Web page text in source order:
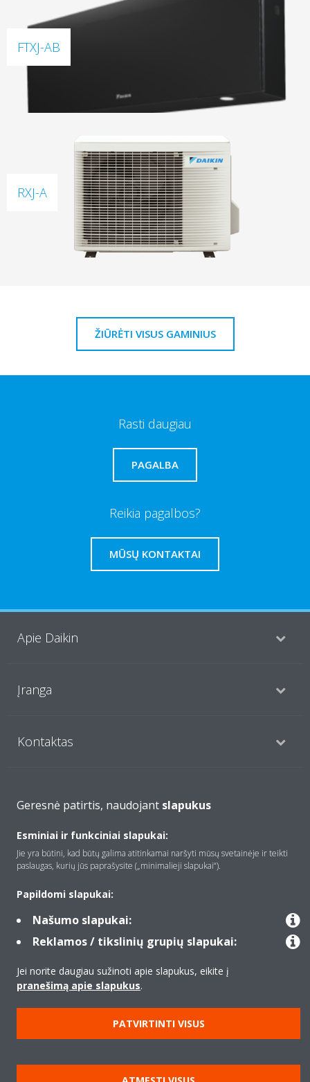
FTXJ-AB
RXJ-A
ŽIŪRĖTI VISUS GAMINIUS
Rasti daugiau
PAGALBA
Reikia pagalbos?
MŪSŲ KONTAKTAI
Apie Daikin
Įranga
Kontaktas
Copyright © Daikin
Teisinis pranešimas
Įspėjimas dėl slapukų
Duomenų apsaugos politika
Geresnė patirtis, naudojant slapukus
Esminiai ir funkciniai slapukai:
Jie yra būtini, kad būtų galima atitinkamai naršyti mūsų svetainėje ir teikti
paslaugas, kurių jūs paprašysite („minimalieji slapukai“).
Papildomi slapukai:
Našumo slapukai:
Reklamos / tikslinių grupių slapukai:
Jei norite daugiau sužinoti apie slapukus, eikite į
pranešimą apie slapukus.
PATVIRTINTI VISUS